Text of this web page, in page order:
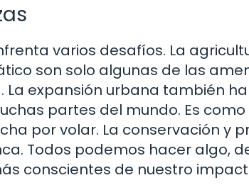
varios desafíos. La
son solo algunas de las
La expansión urbana también
partes del mundo. Es
por volar. La conservación y
Todos podemos hacer algo,
conscientes de nuestro